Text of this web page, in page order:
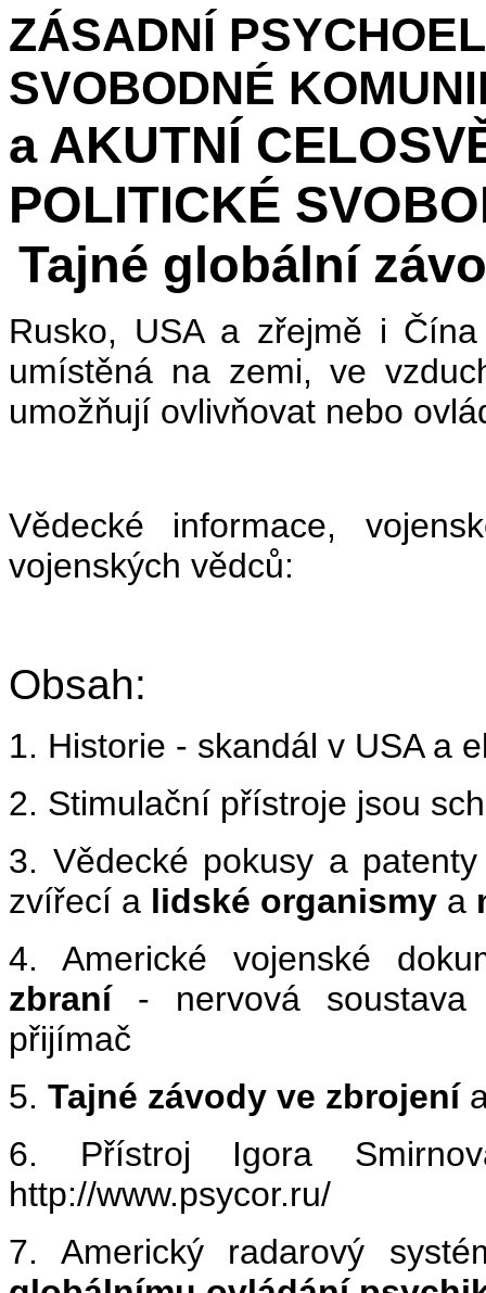
ZÁSADNÍ
SVOBODNÉ
a AKUTNÍ
POLITICKÉ
Tajné globální
Rusko, USA a zřejmě i
umístěná na zemi, ve
umožňují ovlivňovat nebo
Vědecké informace,
vojenských vědců:
Obsah:
1. Historie - skandál v USA a
2. Stimulační přístroje jsou
3. Vědecké pokusy a
zvířecí a lidské organismy a
4. Americké vojenské
zbraní- nervová soustava
přijímač
5. Tajné závody ve zbrojení
6. Přístroj Igora
http://www.psycor.ru/
7. Americký radarový